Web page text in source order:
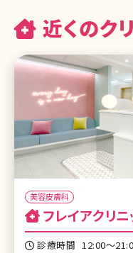
近くのク
美容皮膚科
フレイアクリ
診療時間 12:00〜